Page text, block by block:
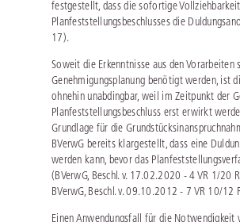
festgestellt, dass die sofortige
Planfeststellungsbeschlusses die
17).
Soweit die Erkenntnisse aus den Vorarbeiten
Genehmigungsplanung benötigt werden, ist
ohnehin unabdingbar, weil im Zeitpunkt der
Planfeststellungsbeschluss erst erwirkt
Grundlage für die
BVerwG bereits klargestellt, dass eine
werden kann, bevor das
(BVerwG, Beschl. v. 17.02.2020 - 4 VR 1/20
BVerwG, Beschl. v. 09.10.2012 - 7 VR 10/
Einen Anwendungsfall für die Notwendigkeit